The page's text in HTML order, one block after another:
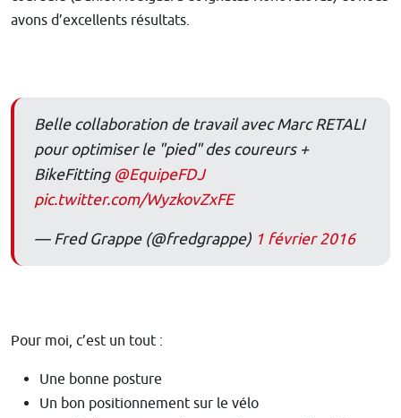
avons d’excellents résultats.
Belle collaboration de travail avec Marc RETALI
pour optimiser le "pied" des coureurs +
BikeFitting @EquipeFDJ
pic.twitter.com/WyzkovZxFE
— Fred Grappe (@fredgrappe) 1 février 2016
Pour moi, c’est un tout :
Une bonne posture
Un bon positionnement sur le vélo